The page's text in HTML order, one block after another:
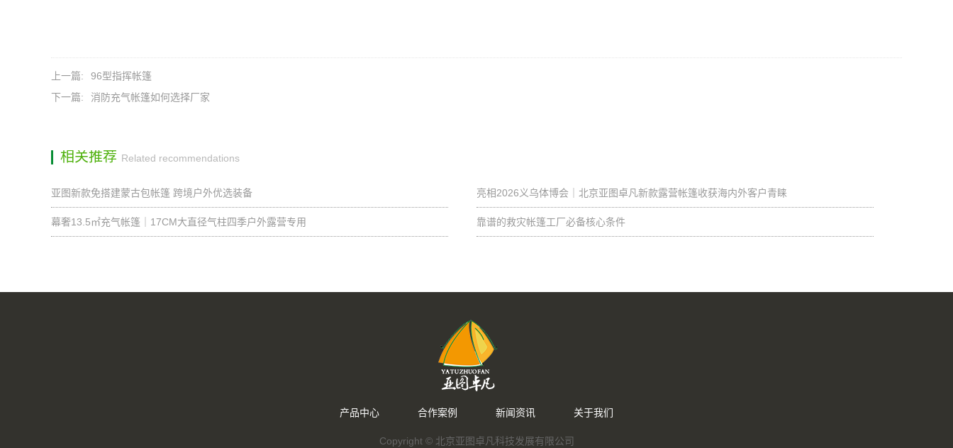
上一篇:
96型指挥帐篷
下一篇:
消防充气帐篷如何选择厂家
相关推荐 Related recommendations
亚图新款免搭建蒙古包帐篷 跨境户外优选装备 亮相2026义乌体博会｜北京亚图卓凡新款露营帐篷收获海内外客户青睐
幕奢13.5㎡充气帐篷｜17CM大直径气柱四季户外露营专用 靠谱的救灾帐篷工厂必备核心条件
产品中心 合作案例 新闻资讯 关于我们
Copyright © 北京亚图卓凡科技发展有限公司